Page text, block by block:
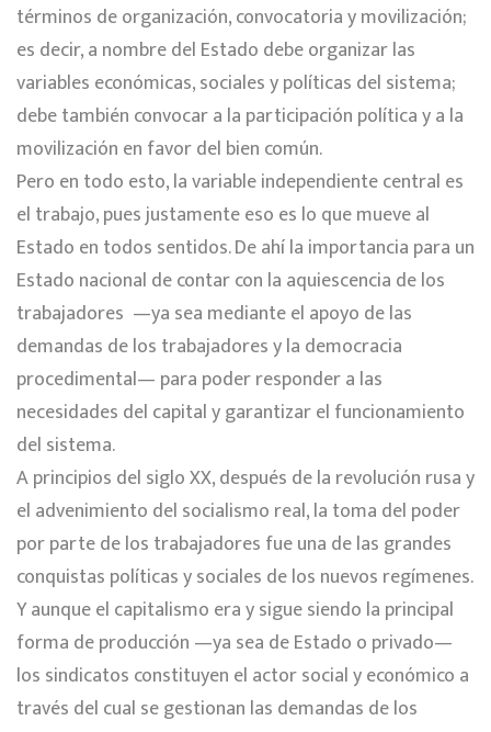
términos de organización, convocatoria y movilización;
es decir, a nombre del Estado debe organizar las
variables económicas, sociales y políticas del sistema;
debe también convocar a la participación política y a la
movilización en favor del bien común.
Pero en todo esto, la variable independiente central es
el trabajo, pues justamente eso es lo que mueve al
Estado en todos sentidos. De ahí la importancia para un
Estado nacional de contar con la aquiescencia de los
trabajadores —ya sea mediante el apoyo de las
demandas de los trabajadores y la democracia
procedimental— para poder responder a las
necesidades del capital y garantizar el funcionamiento
del sistema.
A principios del siglo XX, después de la revolución rusa y
el advenimiento del socialismo real, la toma del poder
por parte de los trabajadores fue una de las grandes
conquistas políticas y sociales de los nuevos regímenes.
Y aunque el capitalismo era y sigue siendo la principal
forma de producción —ya sea de Estado o privado—
los sindicatos constituyen el actor social y económico a
través del cual se gestionan las demandas de los